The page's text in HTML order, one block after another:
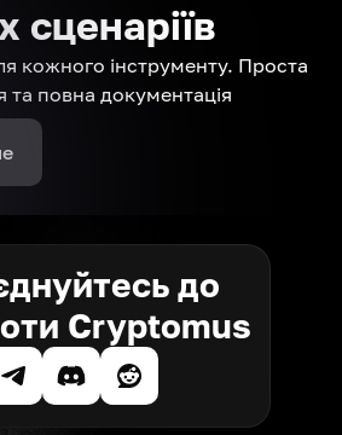
сценаріїв
кожного інструменту. Проста
та повна документація
до
Cryptomus